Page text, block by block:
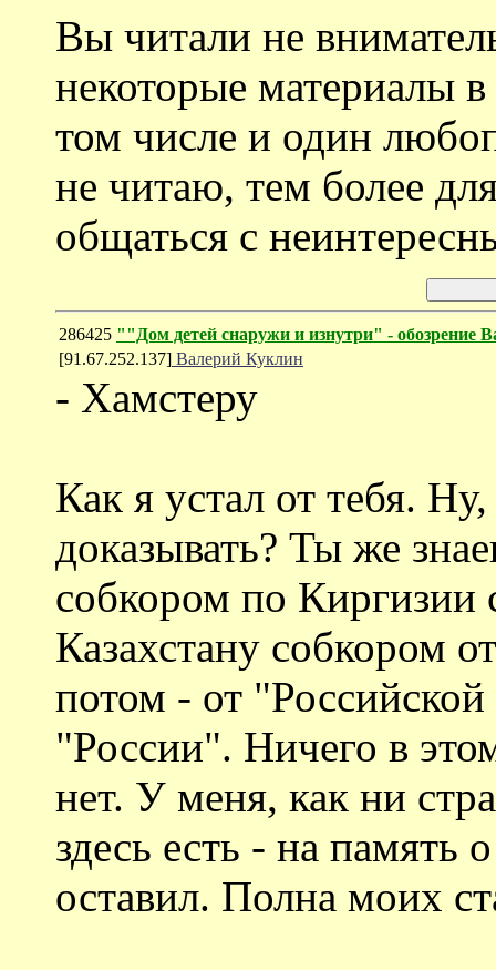
Вы читали не
некоторые материалы
том числе и один
не читаю, тем более
общаться с
286425 ""Дом детей снаружи и изнутри" -
[91.67.252.137] Валерий Куклин
- Хамстеру
Как я устал от тебя.
доказывать? Ты же
собкором по Киргизии
Казахстану собкором
потом - от
"России". Ничего в
нет. У меня, как ни
здесь есть - на память
оставил. Полна моих